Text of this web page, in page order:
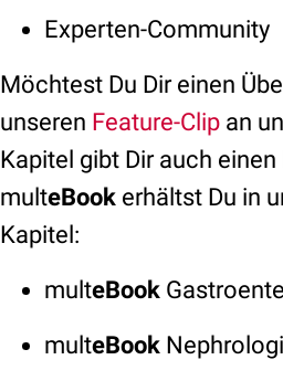
Experten-Community
Möchtest Du Dir einen
unseren Feature-Clip an
Kapitel gibt Dir auch
multeBook erhältst Du in
Kapitel:
multeBook
multeBook